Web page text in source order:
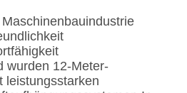
wurden 12-Meter-
leistungsstarken